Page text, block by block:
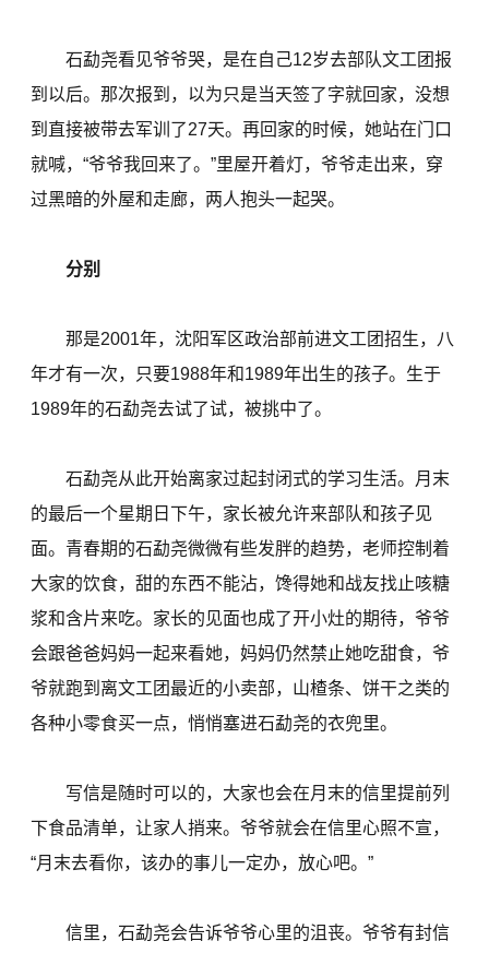
石勐尧看见爷爷哭，是在自己12岁去部队文工团报
到以后。那次报到，以为只是当天签了字就回家，没想
到直接被带去军训了27天。再回家的时候，她站在门口
就喊，“爷爷我回来了。”里屋开着灯，爷爷走出来，穿
过黑暗的外屋和走廊，两人抱头一起哭。
分别
那是2001年，沈阳军区政治部前进文工团招生，八
年才有一次，只要1988年和1989年出生的孩子。生于
1989年的石勐尧去试了试，被挑中了。
石勐尧从此开始离家过起封闭式的学习生活。月末
的最后一个星期日下午，家长被允许来部队和孩子见
面。青春期的石勐尧微微有些发胖的趋势，老师控制着
大家的饮食，甜的东西不能沾，馋得她和战友找止咳糖
浆和含片来吃。家长的见面也成了开小灶的期待，爷爷
会跟爸爸妈妈一起来看她，妈妈仍然禁止她吃甜食，爷
爷就跑到离文工团最近的小卖部，山楂条、饼干之类的
各种小零食买一点，悄悄塞进石勐尧的衣兜里。
写信是随时可以的，大家也会在月末的信里提前列
下食品清单，让家人捎来。爷爷就会在信里心照不宣，
“月末去看你，该办的事儿一定办，放心吧。”
信里，石勐尧会告诉爷爷心里的沮丧。爷爷有封信